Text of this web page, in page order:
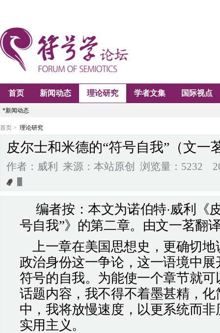
首页 新闻动态 理论研究 学者文集 国际视点
*新闻动态
首页 > 理论研究
皮尔士和米德的“符号自我”（文一
作者：威利 来源：本站原创 浏览量：5232
编者按：本文为诺伯特·威利《
号自我”》的第二章。由文一茗翻
上一章在美国思想史，更确切
政治身份这一争论，这一语境中
符号的自我。为能使一个章节就
话题内容，我不得不着墨甚精，
中，我将放慢速度，以更系统而
实用主义。